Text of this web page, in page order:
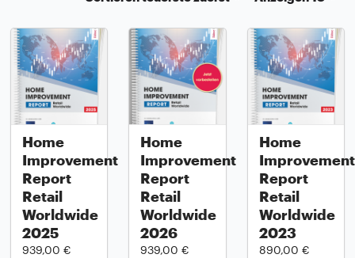
Home
Improvement
Report
Retail
Worldwide
2025
939,00 €
Home
Improvement
Report
Retail
Worldwide
2026
939,00 €
Home
Improvement
Report
Retail
Worldwide
2023
890,00 €